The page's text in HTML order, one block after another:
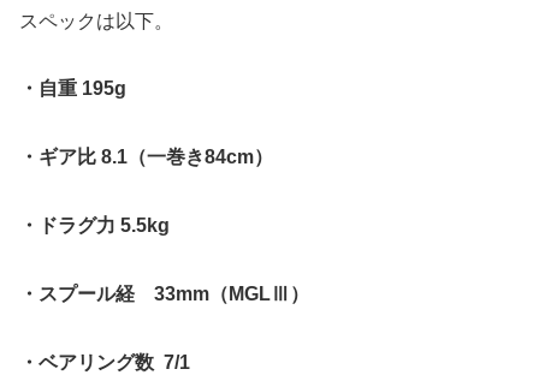
スペックは以下。
・自重 195g
・ギア比 8.1（一巻き84cm）
・ドラグ力 5.5kg
・スプール経 33mm（MGLⅢ）
・ベアリング数 7/1